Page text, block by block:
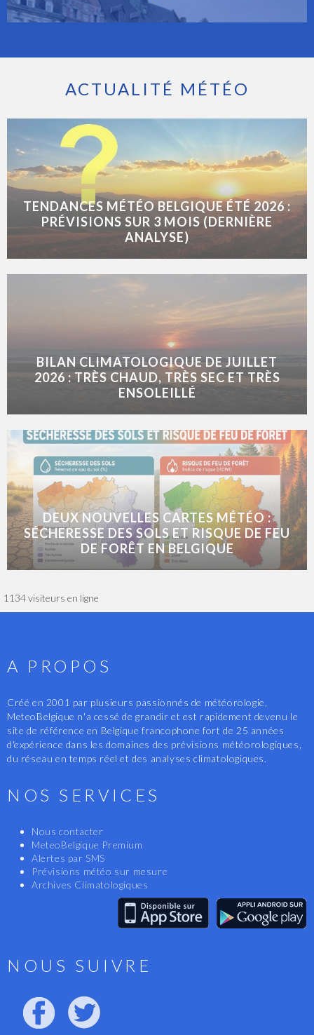
ACTUALITÉ MÉTÉO
TENDANCES MÉTÉO BELGIQUE ÉTÉ 2026 :
PRÉVISIONS SUR 3 MOIS (DERNIÈRE
ANALYSE)
BILAN CLIMATOLOGIQUE DE JUILLET
2026 : TRÈS CHAUD, TRÈS SEC ET TRÈS
ENSOLEILLÉ
DEUX NOUVELLES CARTES MÉTÉO :
SÉCHERESSE DES SOLS ET RISQUE DE FEU
DE FORÊT EN BELGIQUE
1134 visiteurs en ligne
A PROPOS
Créé en 2001 par plusieurs passionnés de météorologie,
MeteoBelgique n'a cessé de grandir et est rapidement devenu le
site de référence en Belgique francophone fort de 25 années
d'expérience dans les domaines des prévisions météorologiques,
du réseau en temps réel et des analyses climatologiques.
NOS SERVICES
Nous contacter
MeteoBelgique Premium
Alertes par SMS
Prévisions météo sur mesure
Archives Climatologiques
NOUS SUIVRE